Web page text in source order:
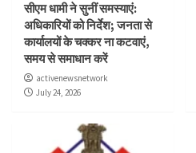
सीएम धामी ने सुनीं समस्याएं:
अधिकारियों को निर्देश; जनता से
कार्यालयों के चक्कर ना कटवाएं,
समय से समाधान करें
activenewsnetwork
July 24, 2026